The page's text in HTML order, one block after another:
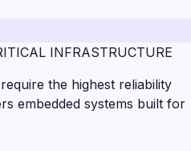
INFRASTRUCTURE
the highest reliability
embedded systems built for